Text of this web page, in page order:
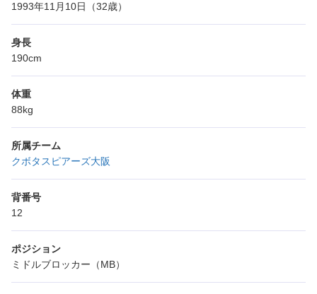
1993年11月10日（32歳）
身長
190cm
体重
88kg
所属チーム
クボタスピアーズ大阪
背番号
12
ポジション
ミドルブロッカー（MB）